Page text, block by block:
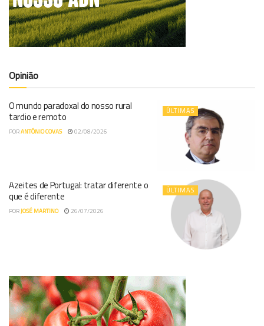
Opinião
ÚLTIMAS
O mundo paradoxal do nosso rural
tardio e remoto
PORANTÓNIO COVAS 02/08/2026
ÚLTIMAS
Azeites de Portugal: tratar diferente o
que é diferente
PORJOSÉ MARTINO 26/07/2026